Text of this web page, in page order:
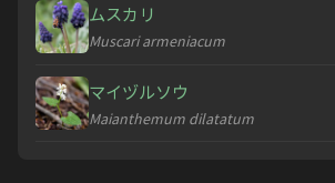
ムスカリ
Muscari armeniacum
マイヅルソウ
Maianthemum dilatatum